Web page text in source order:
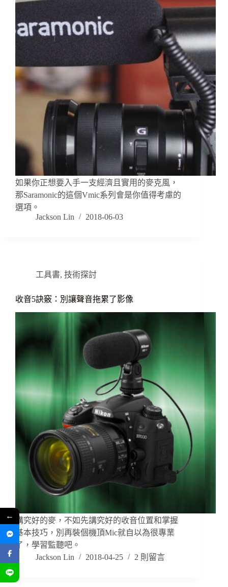
如果你正想要入手一支經濟且實用的麥克風，
那Saramonic的這個Vmic系列會是你值得考慮的
選項。
Jackson Lin
2018-06-03
工具書, 技術探討
收音5訣竅：別讓聲音拖累了影像
講究好的麥，不如先講究好的收音位置和掌握
基本技巧，別再裝個機頂Mic就自以為很專業
了，學習監聽吧。
Jackson Lin
2018-04-25 2 則留言
←